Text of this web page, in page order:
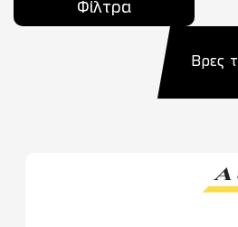
Φίλτρα
Βρες